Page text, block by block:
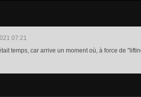
07:21
temps, car arrive un moment où, à force de